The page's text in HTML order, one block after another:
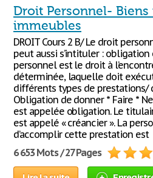
Droit Personnel-
immeubles
DROIT Cours 2 B/ Le droit
peut aussi s’intituler : obligation
personnel est le droit à
déterminée, laquelle doit
différents types de prestations/
Obligation de donner * Faire *
est appelée obligation. Le
est appelé « créancier ». La
d’accomplir cette prestation est
6 653 Mots / 27 Pages